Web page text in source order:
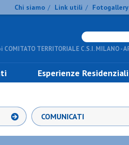
Chi siamo / Link utili / Fotogallery
COMITATO TERRITORIALE C.S.I. MILANO -
Esperienze Residenziali
COMUNICATI